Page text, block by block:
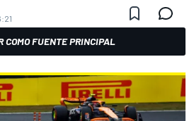
COMO FUENTE PRINCIPAL